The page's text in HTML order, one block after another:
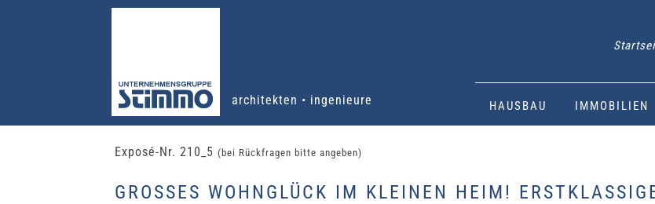
architekten • ingenieure HAUSBAU IMMOBILIEN
Exposé-Nr. 210_5 (bei Rückfragen bitte angeben)
GROSSES WOHNGLÜCK IM KLEINEN HEIM! ERSTKLASSIGE